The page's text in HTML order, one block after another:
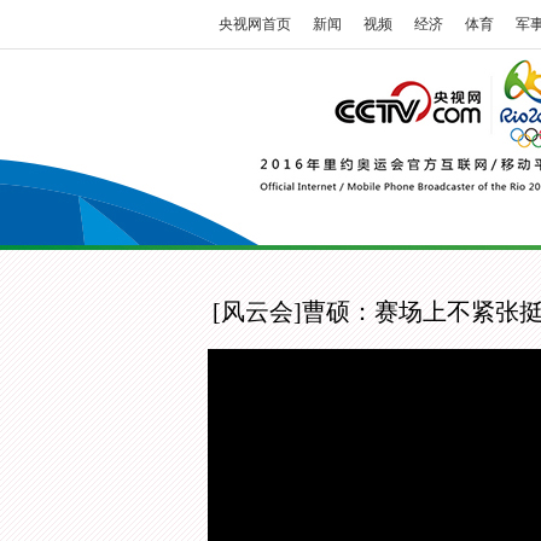
央视网首页 新闻 视频 经济 体育 军
[风云会]曹硕：赛场上不紧张